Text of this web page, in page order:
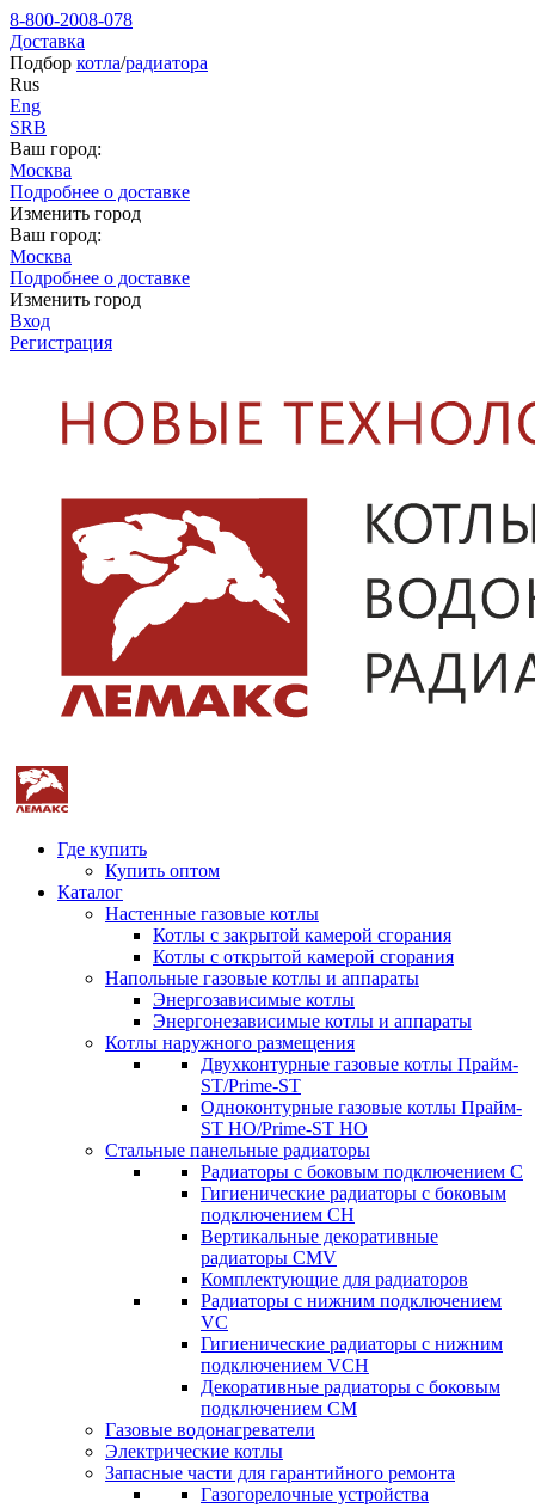
8-800-2008-078
Доставка
Подбор котла/радиатора
Rus
Eng
SRB
Ваш город:
Москва
Подробнее о доставке
Изменить город
Ваш город:
Москва
Подробнее о доставке
Изменить город
Вход
Регистрация
Где купить
Купить оптом
Каталог
Настенные газовые котлы
Котлы с закрытой камерой сгорания
Котлы с открытой камерой сгорания
Напольные газовые котлы и аппараты
Энергозависимые котлы
Энергонезависимые котлы и аппараты
Котлы наружного размещения
Двухконтурные газовые котлы Прайм-
ST/Prime-ST
Одноконтурные газовые котлы Прайм-
ST HO/Prime-ST HO
Стальные панельные радиаторы
Радиаторы c боковым подключением C
Гигиенические радиаторы c боковым
подключением CH
Вертикальные декоративные
радиаторы CMV
Комплектующие для радиаторов
Радиаторы c нижним подключением
VC
Гигиенические радиаторы c нижним
подключением VCH
Декоративные радиаторы с боковым
подключением CM
Газовые водонагреватели
Электрические котлы
Запасные части для гарантийного ремонта
Газогорелочные устройства